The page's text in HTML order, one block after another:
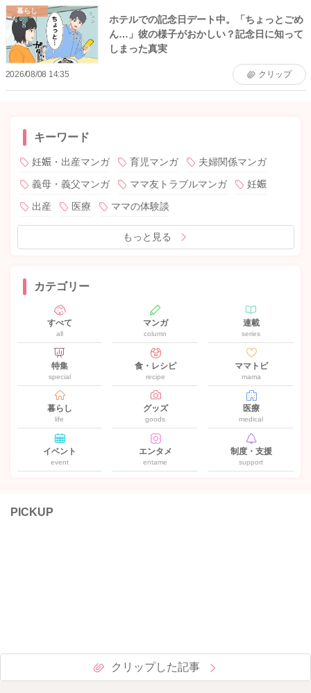
暮らし
ホテルでの記念日デート中。「ちょっとごめ
ん…」彼の様子がおかしい？記念日に知って
しまった真実
2026/08/08 14:35 クリップ
キーワード
妊娠・出産マンガ 育児マンガ
夫婦関係マンガ
義母・義父マンガ
ママ友トラブルマンガ
妊娠
出産
医療 ママの体験談
もっと見る
カテゴリー
すべて
all
マンガ
column
連載
series
特集
special
食・レシピ
recipe
ママトピ
mama
暮らし
life
グッズ
goods
医療
medical
イベント
event
エンタメ
entame
制度・支援
support
PICKUP
クリップした記事